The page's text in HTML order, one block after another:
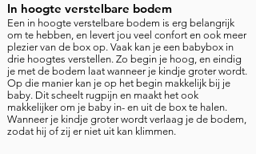
In hoogte verstelbare bodem
Een in hoogte verstelbare bodem is erg belangrijk
om te hebben, en levert jou veel confort en ook meer
plezier van de box op. Vaak kan je een babybox in
drie hoogtes verstellen. Zo begin je hoog, en eindig
je met de bodem laat wanneer je kindje groter wordt.
Op die manier kan je op het begin makkelijk bij je
baby. Dit scheelt rugpijn en maakt het ook
makkelijker om je baby in- en uit de box te halen.
Wanneer je kindje groter wordt verlaag je de bodem,
zodat hij of zij er niet uit kan klimmen.